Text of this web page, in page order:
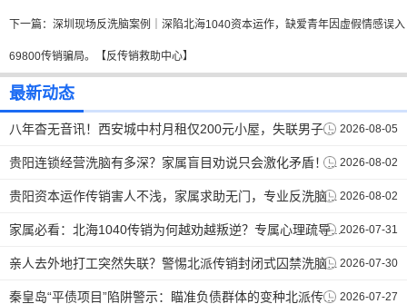
下一篇： 深圳现场反洗脑案例｜深陷北海1040资本运作，缺爱青年因虚假情感误入
69800传销骗局。【反传销救助中心】
最新动态
八年杳无音讯！西安城中村月租仅200元小屋，失联男子终于和家人取得联系。【反传销救助中心】 2026-08-05
贵阳连锁经营洗脑有多深？家属盲目劝说只会激化矛盾！正确唤醒技巧在这里。【反传销救助中心孙老师】 2026-08-02
贵阳资本运作传销害人不浅，家属求助无门，专业反洗脑打破思想牢笼。【反传销救助中心】 2026-08-02
家属必看：北海1040传销为何越劝越叛逆？专属心理疏导破解洗脑死循环 。【反传销救助中心】2026-07-31
亲人去外地打工突然失联？警惕北派传销封闭式囚禁洗脑陷阱。【反传销救助中心】 2026-07-30
秦皇岛“平债项目”陷阱警示：瞄准负债群体的变种北派传销，劝说难度不容小觑.【反传销救助中心】 2026-07-27